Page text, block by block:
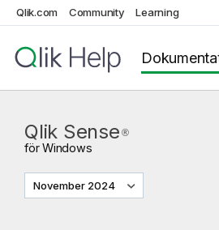
Qlik.com Community Learning
Qlik Sense ®
förWindows
November 2024